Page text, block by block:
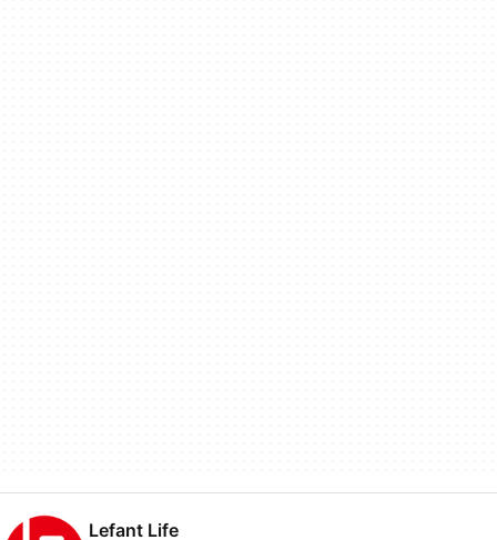
Lefant Life